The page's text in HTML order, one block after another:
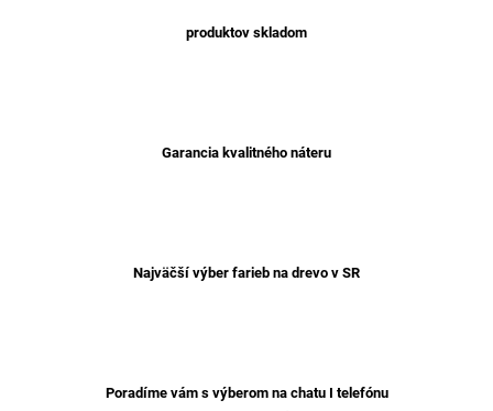
produktov skladom
Garancia kvalitného náteru
Najväčší výber farieb na drevo v SR
Poradíme vám s výberom na chatu I telefónu